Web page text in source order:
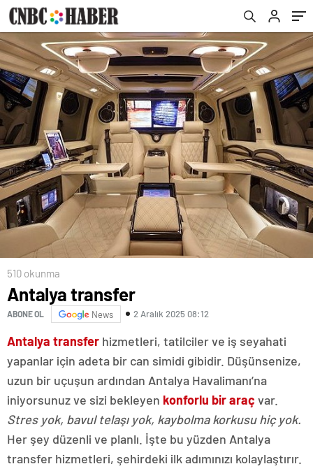
510 okunma
Antalya transfer
ABONE OL News 2 Aralık 2025 08:12
Antalya transfer hizmetleri, tatilciler ve iş seyahati
yapanlar için adeta bir can simidi gibidir. Düşünsenize,
uzun bir uçuşun ardından Antalya Havalimanı’na
iniyorsunuz ve sizi bekleyen konforlu bir araç var.
Stres yok, bavul telaşı yok, kaybolma korkusu hiç yok.
Her şey düzenli ve planlı. İşte bu yüzden Antalya
transfer hizmetleri, şehirdeki ilk adımınızı kolaylaştırır.